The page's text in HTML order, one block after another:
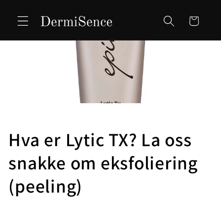
content
Cart
Hva er Lytic TX? La oss
snakke om eksfoliering
(peeling)